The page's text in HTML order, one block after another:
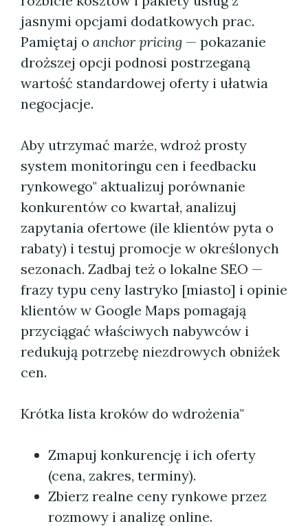
jasnymi opcjami dodatkowych prac.
Pamiętaj o anchor pricing — pokazanie
droższej opcji podnosi postrzeganą
wartość standardowej oferty i ułatwia
negocjacje.
Aby utrzymać marże, wdroż prosty
system monitoringu cen i feedbacku
rynkowego" aktualizuj porównanie
konkurentów co kwartał, analizuj
zapytania ofertowe (ile klientów pyta o
rabaty) i testuj promocje w określonych
sezonach. Zadbaj też o lokalne SEO —
frazy typu ceny lastryko [miasto] i opinie
klientów w Google Maps pomagają
przyciągać właściwych nabywców i
redukują potrzebę niezdrowych obniżek
cen.
Krótka lista kroków do wdrożenia"
Zmapuj konkurencję i ich oferty
(cena, zakres, terminy).
Zbierz realne ceny rynkowe przez
rozmowy i analizę online.